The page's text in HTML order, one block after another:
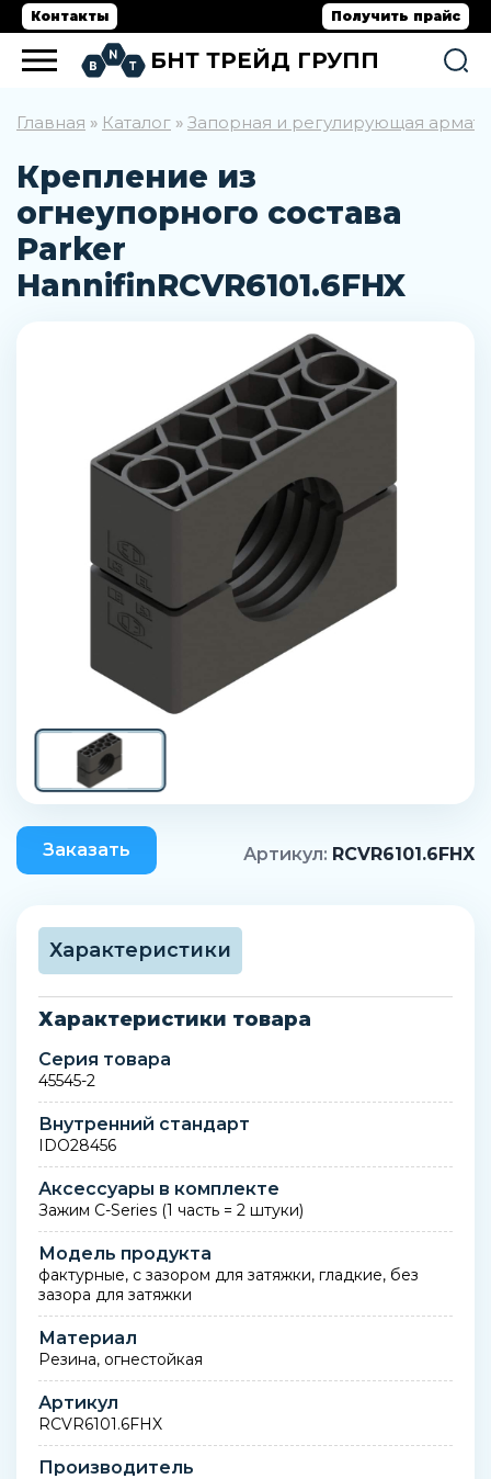
Контакты Получить прайс
БНТ ТРЕЙД ГРУПП
Главная » Каталог » Запорная и регулирующая
Крепление из
огнеупорного состава
Parker
HannifinRCVR6101.6FHX
Заказать Артикул: RCVR6101.6FHX
Характеристики
Характеристики товара
Серия товара
45545-2
Внутренний стандарт
IDO28456
Аксессуары в комплекте
Зажим C-Series (1 часть = 2 штуки)
Модель продукта
фактурные, с зазором для затяжки, гладкие, без
зазора для затяжки
Материал
Резина, огнестойкая
Артикул
RCVR6101.6FHX
Производитель